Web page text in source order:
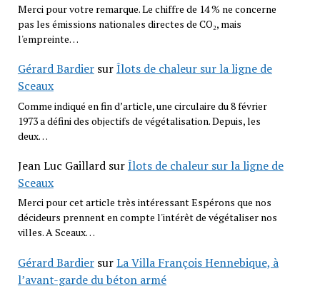
Merci pour votre remarque. Le chiffre de 14 % ne concerne
pas les émissions nationales directes de CO₂, mais
l'empreinte…
Gérard BardiersurÎlots de chaleur sur la ligne de
Sceaux
Comme indiqué en fin d’article, une circulaire du 8 février
1973 a défini des objectifs de végétalisation. Depuis, les
deux…
Jean Luc GaillardsurÎlots de chaleur sur la ligne de
Sceaux
Merci pour cet article très intéressant Espérons que nos
décideurs prennent en compte l'intérêt de végétaliser nos
villes. A Sceaux…
Gérard BardiersurLa Villa François Hennebique, à
l’avant-garde du béton armé